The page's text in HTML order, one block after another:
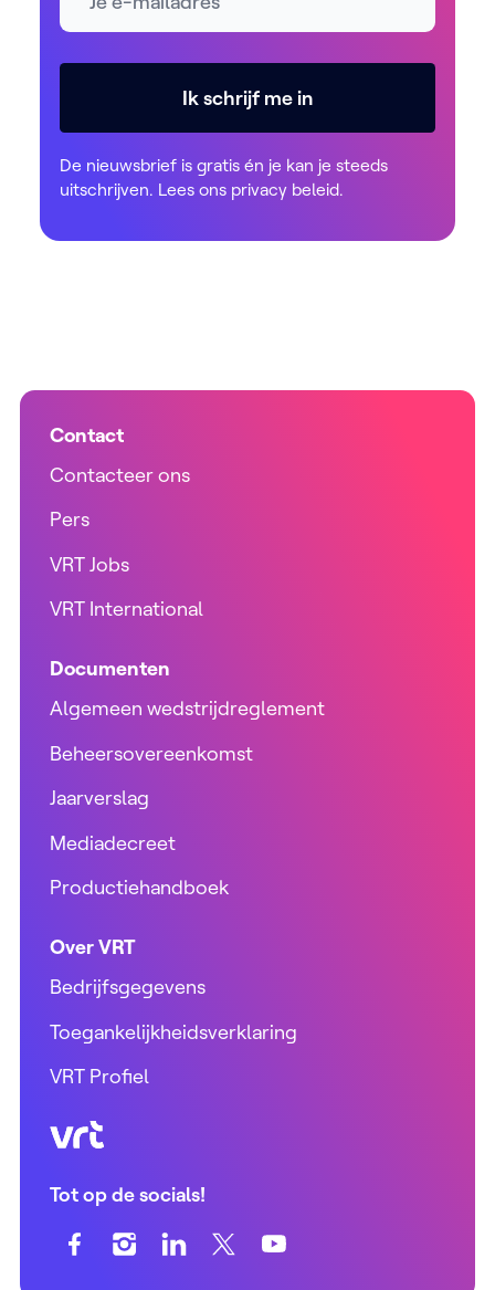
Ik schrijf me in
De nieuwsbrief is gratis én je kan je steeds
uitschrijven. Lees ons privacy beleid.
Contact
Contacteer ons
Pers
VRT Jobs
VRT International
Documenten
Algemeen wedstrijdreglement
Beheersovereenkomst
Jaarverslag
Mediadecreet
Productiehandboek
Over VRT
Bedrijfsgegevens
Toegankelijkheidsverklaring
VRT Profiel
VRT (home)
Tot op de socials!